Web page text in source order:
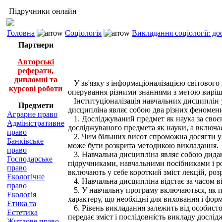
Підручники онлайн
Головна Соціологія
Викладання соціології:
Партнери
Авторські
реферати,
дипломні та
курсові роботи
Предмети
Аграрне право
Адміністративне
право
Банківське
право
Господарське
право
Екологічне
право
Екологія
Етика та
Естетика
У зв'язку з інформаціоналізацією
оперування різними знаннями з метою
Інституціоналізація навчальних
дисципліна являє собою два різних
1. Досліджуваний предмет як наука за
досліджуваного предмета як науки, а
2. Чим більших висот спроможна досягти у
може бути розкрита методикою викладання.
3. Навчальна дисципліна являє собою
підручниками, навчальними посібниками і
включають у себе короткий зміст лекцій,
4. Навчальна дисципліна відстає за часом
5. У навчальну програму включаються, як
характеру, що необхідні для виховання і
6. Рівень викладання залежить від
передає зміст і послідовність викладу